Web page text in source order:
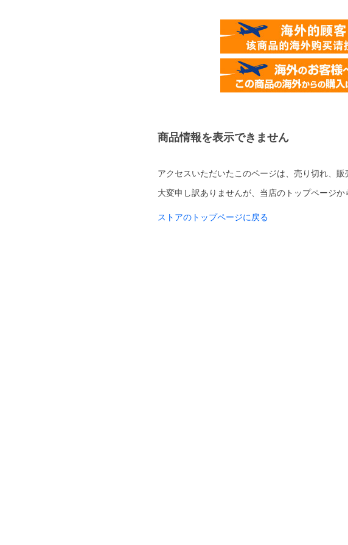
商品情報を表示できません
アクセスいただいたこのページは、売り切れ、
大変申し訳ありませんが、当店のトップページか
ストアのトップページに戻る